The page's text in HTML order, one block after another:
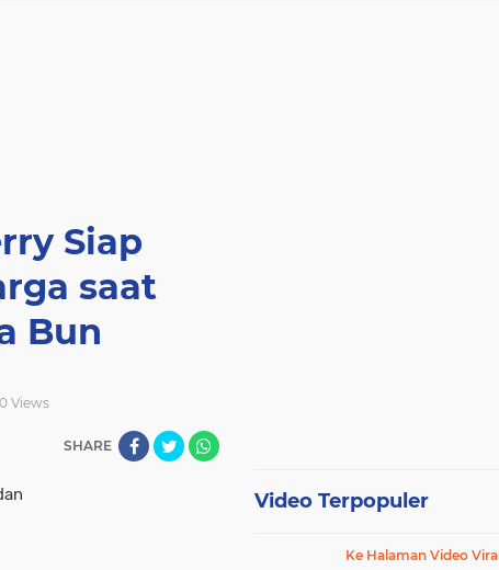
Siap
saat
Bun
0 Views
SHARE
Video Terpopuler
Ke Halaman Video Viral